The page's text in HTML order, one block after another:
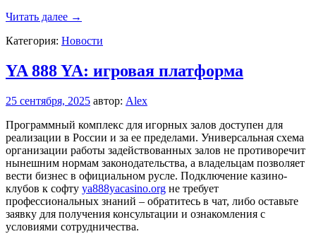
Читать далее Поддержка
в
Brain:
как
помощь
→
Категория: Новости
YA 888 YA: игровая платформа
25 сентября, 2025 автор: Alex
Программный комплекс для игорных залов доступен для
реализации в России и за ее пределами. Универсальная схема
организации работы задействованных залов не противоречит
нынешним нормам законодательства, а владельцам позволяет
вести бизнес в официальном русле. Подключение казино-
клубов к софту ya888yacasino.org не требует
профессиональных знаний – обратитесь в чат, либо оставьте
заявку для получения консультации и ознакомления с
условиями сотрудничества.